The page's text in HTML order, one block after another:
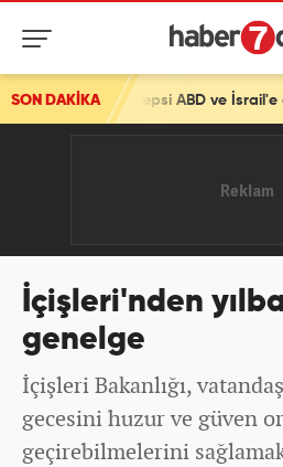
SON DAKİKA
ve İsrail'e ait
İçişleri'nden
genelge
İçişleri Bakanlığı,
gecesini huzur ve güven
geçirebilmelerini